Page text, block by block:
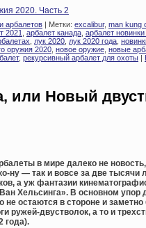
2020. Часть 2
арбалетов | Метки: excalibur, man kung
2021 арбалет канада арбалет
лук 2020 лук 2020 года
оружия 2020 новое оружие новые
, рекурсивный арбалет для охоты
или Новый
в мире далеко не
ну — так и вовсе за две
а уж фантазии
Хельсинга». В основном упор
не остаются в стороне и
ружей-двустволок, а то и
года).